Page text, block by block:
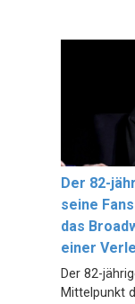
Der 82-
seine
das
einer
Der 82-
Mittelpunkt